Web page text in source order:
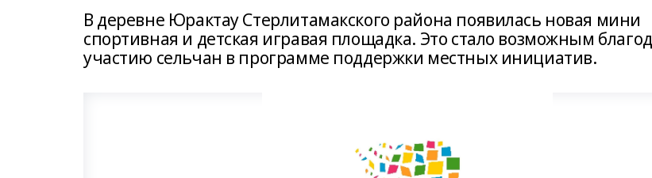
В деревне Юрактау Стерлитамакского района появилась новая мини
спортивная и детская игравая площадка. Это стало возможным
участию сельчан в программе поддержки местных инициатив.